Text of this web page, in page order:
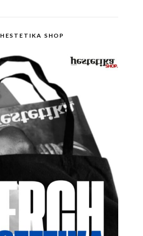
HESTETIKA SHOP